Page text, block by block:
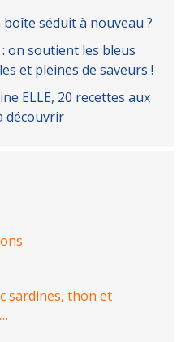
séduit à nouveau ?
on soutient les bleus
et pleines de saveurs !
ELLE, 20 recettes aux
découvrir
sardines, thon et